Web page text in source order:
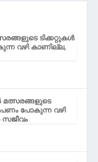
ടിക്കറ്റുകൾ
വഴി കാണില്ല,
പണം പോകുന്ന വഴി
സജീവം